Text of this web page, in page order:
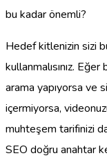
bu kadar önemli?
Hedef kitlenizin sizi
kullanmalısınız.
arama yapıyorsa ve
içermiyorsa,
muhteşem tarifinizi
SEO doğru anahtar